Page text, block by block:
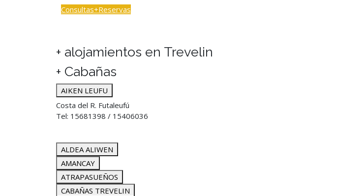
Consultas+Reservas
+ alojamientos en Trevelin
+ Cabañas
AIKEN LEUFU
Costa del R. Futaleufú
Tel: 15681398 / 15406036
ALDEA ALIWEN
AMANCAY
ATRAPASUEÑOS
CABAÑAS TREVELIN